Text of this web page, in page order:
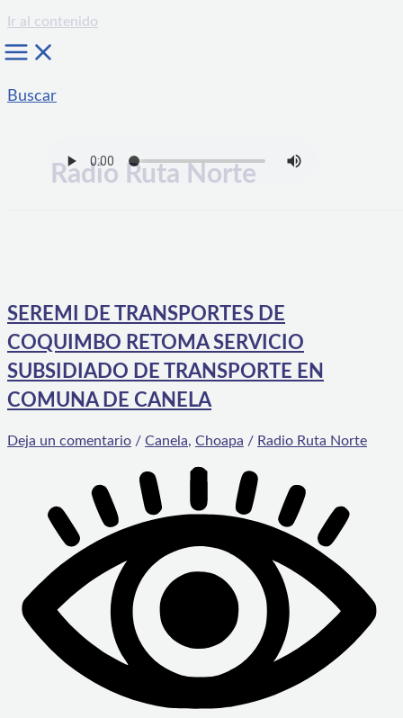
Ir al contenido
Buscar
Radio Ruta Norte
SEREMI DE TRANSPORTES DE
COQUIMBO RETOMA SERVICIO
SUBSIDIADO DE TRANSPORTE EN
COMUNA DE CANELA
Deja un comentario / Canela, Choapa / Radio Ruta Norte